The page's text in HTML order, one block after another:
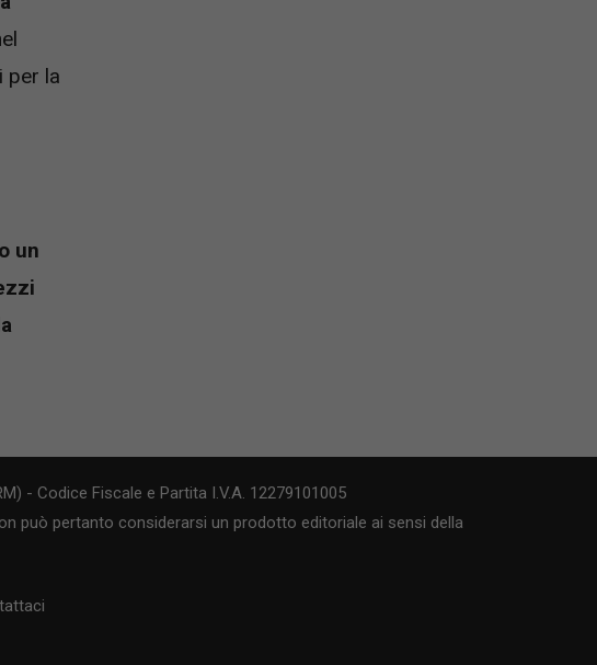
per la
un
- Codice Fiscale e Partita I.V.A. 12279101005
può pertanto considerarsi un prodotto editoriale ai sensi della